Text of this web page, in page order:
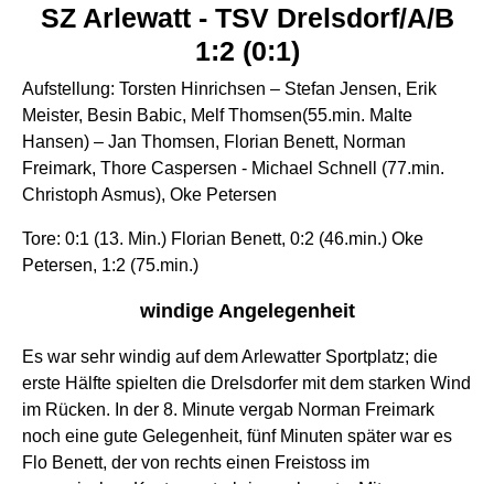
SZ Arlewatt - TSV Drelsdorf/A/B
1:2 (0:1)
Aufstellung: Torsten Hinrichsen – Stefan Jensen, Erik
Meister, Besin Babic, Melf Thomsen(55.min. Malte
Hansen) – Jan Thomsen, Florian Benett, Norman
Freimark, Thore Caspersen - Michael Schnell (77.min.
Christoph Asmus), Oke Petersen
Tore: 0:1 (13. Min.) Florian Benett, 0:2 (46.min.) Oke
Petersen, 1:2 (75.min.)
windige Angelegenheit
Es war sehr windig auf dem Arlewatter Sportplatz; die
erste Hälfte spielten die Drelsdorfer mit dem starken Wind
im Rücken. In der 8. Minute vergab Norman Freimark
noch eine gute Gelegenheit, fünf Minuten später war es
Flo Benett, der von rechts einen Freistoss im